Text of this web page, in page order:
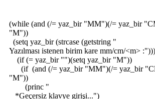
(while (and (/= yaz_bir "MM")(/= yaz_bir
"M"))
(setq yaz_bir (strcase (getstring "
Yazılması istenen birim kare mm/cm/<m> :")))
(if (= yaz_bir "")(setq yaz_bir "M"))
(if (and (/= yaz_bir "MM")(/= yaz_bir
"M"))
(princ "
*Geçersiz klavye girişi...")